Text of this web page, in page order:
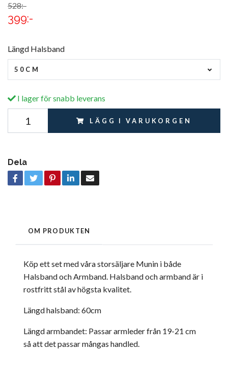
528:-
399:-
Längd Halsband
50CM
I lager för snabb leverans
LÄGG I VARUKORGEN
Dela
OM PRODUKTEN
Köp ett set med våra storsäljare Munin i både
Halsband och Armband. Halsband och armband är i
rostfritt stål av högsta kvalitet.
Längd halsband: 60cm
Längd armbandet: Passar armleder från 19-21 cm
så att det passar mångas handled.